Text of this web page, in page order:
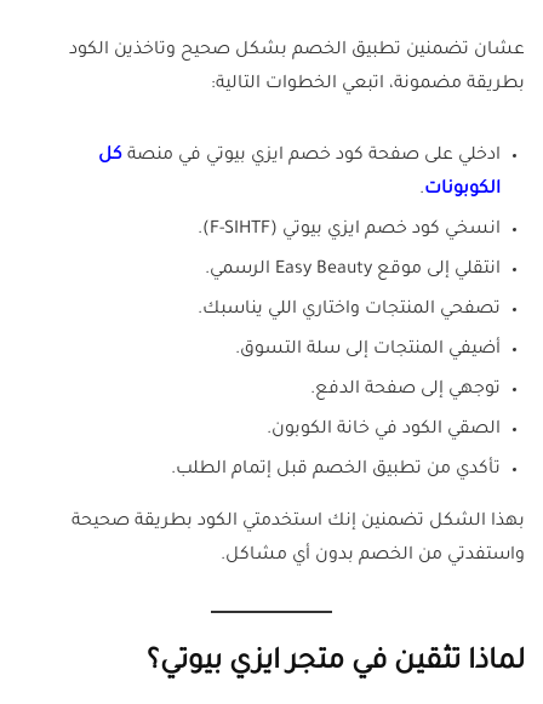
عشان تضمنين تطبيق الخصم بشكل صحيح وتاخذين الكود
بطريقة مضمونة، اتبعي الخطوات التالية:
ادخلي على صفحة كود خصم ايزي بيوتي في منصة كل
الكوبونات.
انسخي كود خصم ايزي بيوتي (F-SIHTF).
انتقلي إلى موقع Easy Beauty الرسمي.
تصفحي المنتجات واختاري اللي يناسبك.
أضيفي المنتجات إلى سلة التسوق.
توجهي إلى صفحة الدفع.
الصقي الكود في خانة الكوبون.
تأكدي من تطبيق الخصم قبل إتمام الطلب.
بهذا الشكل تضمنين إنك استخدمتي الكود بطريقة صحيحة
واستفدتي من الخصم بدون أي مشاكل.
لماذا تثقين في متجر ايزي بيوتي؟